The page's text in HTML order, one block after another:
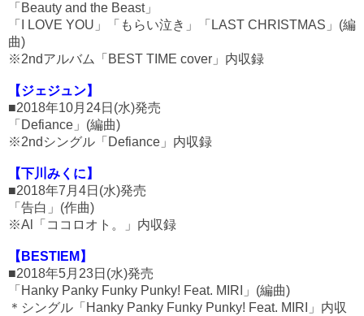
「Beauty and the Beast」
「I LOVE YOU」「もらい泣き」「LAST CHRISTMAS」(編
曲)
※2ndアルバム「BEST TIME cover」内収録
【ジェジュン】
■2018年10月24日(水)発売
「Defiance」(編曲)
※2ndシングル「Defiance」内収録
【下川みくに】
■2018年7月4日(水)発売
「告白」(作曲)
※Al「ココロオト。」内収録
【BESTIEM】
■2018年5月23日(水)発売
「Hanky Panky Funky Punky! Feat. MIRI」(編曲)
＊シングル「Hanky Panky Funky Punky! Feat. MIRI」内収